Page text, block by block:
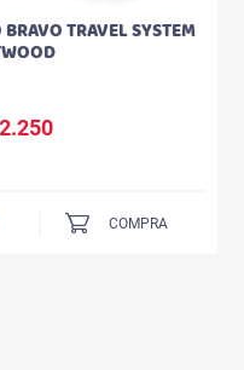
TRAVEL SYSTEM
COMPRA